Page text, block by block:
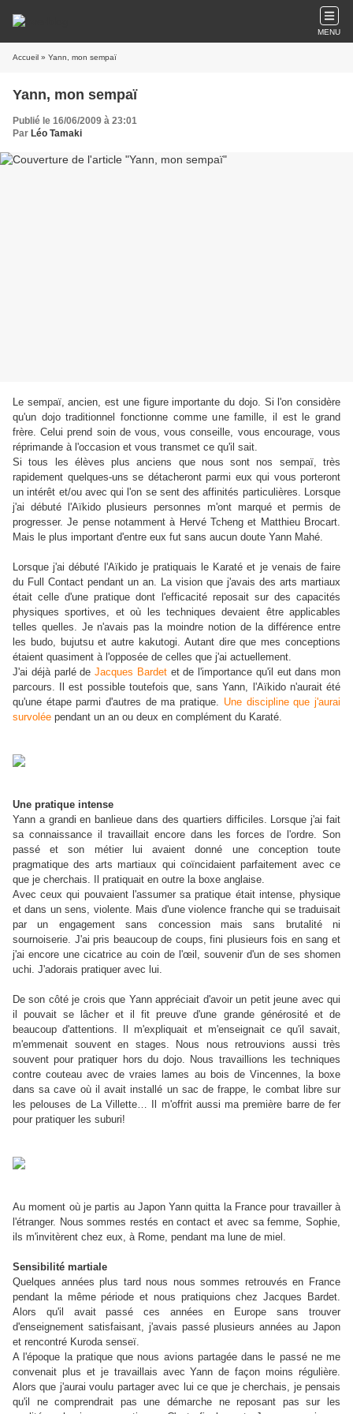
MENU
Accueil » Yann, mon sempaï
Yann, mon sempaï
Publié le 16/06/2009 à 23:01
Par Léo Tamaki
Le sempaï, ancien, est une figure importante du dojo. Si l'on considère
qu'un dojo traditionnel fonctionne comme une famille, il est le grand
frère. Celui prend soin de vous, vous conseille, vous encourage, vous
réprimande à l'occasion et vous transmet ce qu'il sait.
Si tous les élèves plus anciens que nous sont nos sempaï, très
rapidement quelques-uns se détacheront parmi eux qui vous porteront
un intérêt et/ou avec qui l'on se sent des affinités particulières. Lorsque
j'ai débuté l'Aïkido plusieurs personnes m'ont marqué et permis de
progresser. Je pense notamment à Hervé Tcheng et Matthieu Brocart.
Mais le plus important d'entre eux fut sans aucun doute Yann Mahé.
Lorsque j'ai débuté l'Aïkido je pratiquais le Karaté et je venais de faire
du Full Contact pendant un an. La vision que j'avais des arts martiaux
était celle d'une pratique dont l'efficacité reposait sur des capacités
physiques sportives, et où les techniques devaient être applicables
telles quelles. Je n'avais pas la moindre notion de la différence entre
les budo, bujutsu et autre kakutogi. Autant dire que mes conceptions
étaient quasiment à l'opposée de celles que j'ai actuellement.
J'ai déjà parlé de Jacques Bardetet de l'importance qu'il eut dans mon
parcours. Il est possible toutefois que, sans Yann, l'Aïkido n'aurait été
qu'une étape parmi d'autres de ma pratique. Une discipline que j'aurai
survolée pendant un an ou deux en complément du Karaté.
Une pratique intense
Yann a grandi en banlieue dans des quartiers difficiles. Lorsque j'ai fait
sa connaissance il travaillait encore dans les forces de l'ordre. Son
passé et son métier lui avaient donné une conception toute
pragmatique des arts martiaux qui coïncidaient parfaitement avec ce
que je cherchais. Il pratiquait en outre la boxe anglaise.
Avec ceux qui pouvaient l'assumer sa pratique était intense, physique
et dans un sens, violente. Mais d'une violence franche qui se traduisait
par un engagement sans concession mais sans brutalité ni
sournoiserie. J'ai pris beaucoup de coups, fini plusieurs fois en sang et
j'ai encore une cicatrice au coin de l'œil, souvenir d'un de ses shomen
uchi. J'adorais pratiquer avec lui.
De son côté je crois que Yann appréciait d'avoir un petit jeune avec qui
il pouvait se lâcher et il fit preuve d'une grande générosité et de
beaucoup d'attentions. Il m'expliquait et m'enseignait ce qu'il savait,
m'emmenait souvent en stages. Nous nous retrouvions aussi très
souvent pour pratiquer hors du dojo. Nous travaillions les techniques
contre couteau avec de vraies lames au bois de Vincennes, la boxe
dans sa cave où il avait installé un sac de frappe, le combat libre sur
les pelouses de La Villette… Il m'offrit aussi ma première barre de fer
pour pratiquer les suburi!
Au moment où je partis au Japon Yann quitta la France pour travailler à
l'étranger. Nous sommes restés en contact et avec sa femme, Sophie,
ils m'invitèrent chez eux, à Rome, pendant ma lune de miel.
Sensibilité martiale
Quelques années plus tard nous nous sommes retrouvés en France
pendant la même période et nous pratiquions chez Jacques Bardet.
Alors qu'il avait passé ces années en Europe sans trouver
d'enseignement satisfaisant, j'avais passé plusieurs années au Japon
et rencontré Kuroda senseï.
A l'époque la pratique que nous avions partagée dans le passé ne me
convenait plus et je travaillais avec Yann de façon moins régulière.
Alors que j'aurai voulu partager avec lui ce que je cherchais, je pensais
qu'il ne comprendrait pas une démarche ne reposant pas sur les